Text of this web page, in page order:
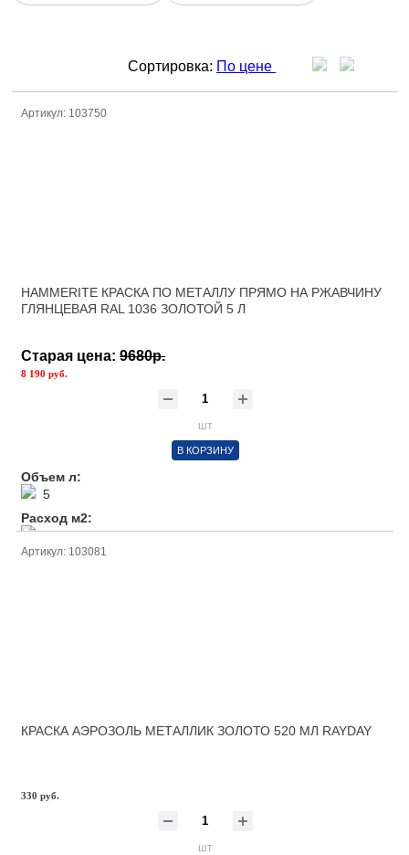
Сортировка: По цене
Артикул: 103750
HAMMERITE КРАСКА ПО МЕТАЛЛУ ПРЯМО НА РЖАВЧИНУ
ГЛЯНЦЕВАЯ RAL 1036 ЗОЛОТОЙ 5 Л
Старая цена: 9680р.
8 190 руб.
шт
В КОРЗИНУ
Объем л:
5
Расход м2:
1л/ 5м2
Артикул: 103081
КРАСКА АЭРОЗОЛЬ МЕТАЛЛИК ЗОЛОТО 520 МЛ RAYDAY
330 руб.
шт